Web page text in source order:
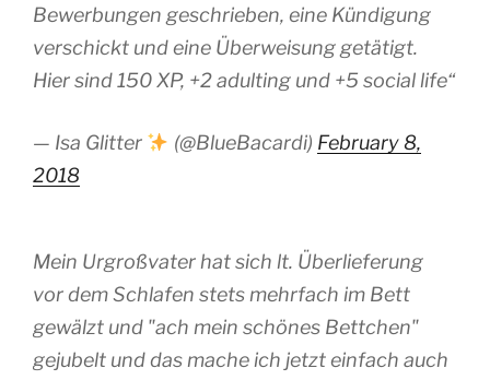
Bewerbungen geschrieben, eine Kündigung
verschickt und eine Überweisung getätigt.
Hier sind 150 XP, +2 adulting und +5 social life“
— Isa Glitter (@BlueBacardi) February 8,
2018
Mein Urgroßvater hat sich lt. Überlieferung
vor dem Schlafen stets mehrfach im Bett
gewälzt und "ach mein schönes Bettchen"
gejubelt und das mache ich jetzt einfach auch